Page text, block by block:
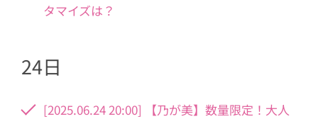
タマイズは？
24日
[2025.06.24 20:00] 【乃が美】数量限定！大人